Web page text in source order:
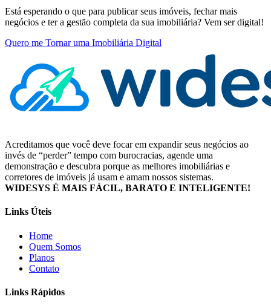
Está esperando o que para publicar seus imóveis, fechar mais
negócios e ter a gestão completa da sua imobiliária? Vem ser digital!
Quero me Tornar uma Imobiliária Digital
Acreditamos que você deve focar em expandir seus negócios ao
invés de “perder” tempo com burocracias, agende uma
demonstração e descubra porque as melhores imobiliárias e
corretores de imóveis já usam e amam nossos sistemas.
WIDESYS É MAIS FÁCIL, BARATO E INTELIGENTE!
Links Úteis
Home
Quem Somos
Planos
Contato
Links Rápidos